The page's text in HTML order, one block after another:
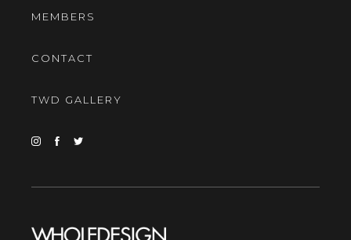
MEMBERS
CONTACT
TWD GALLERY